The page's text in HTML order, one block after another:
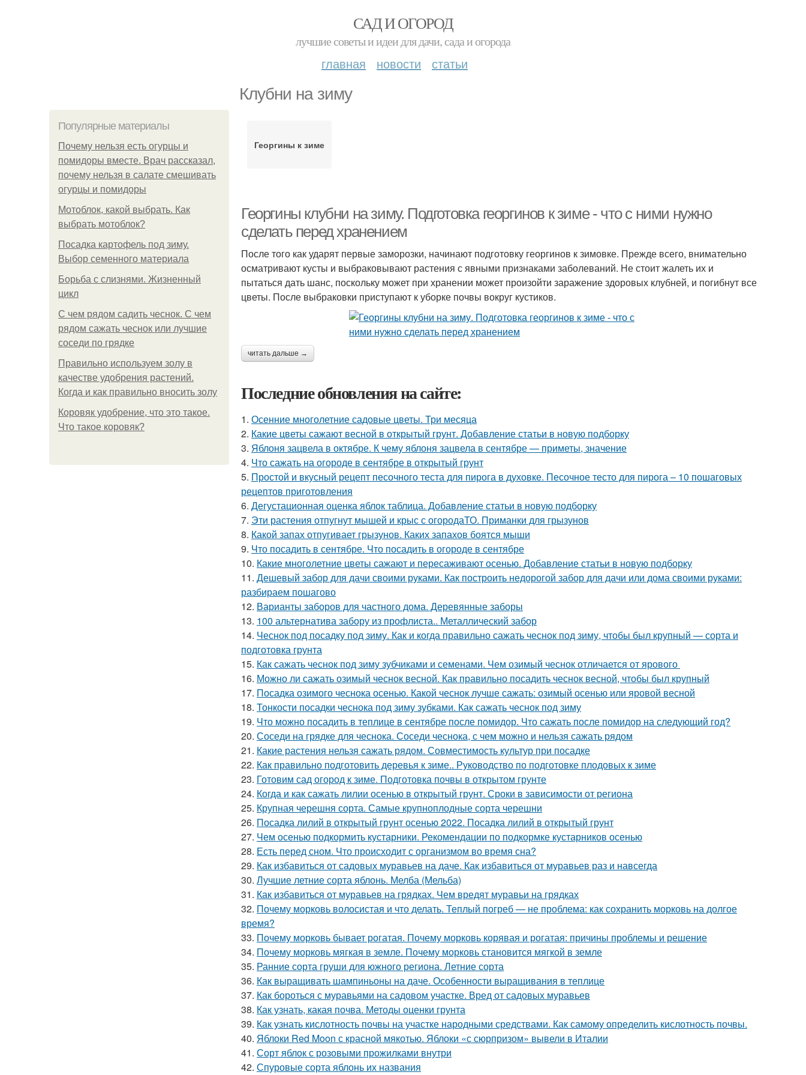
САД И ОГОРОД
лучшие советы и идеи для дачи, сада и огорода
главная новости статьи
Клубни на зиму
Популярные материалы
Почему нельзя есть огурцы и
помидоры вместе. Врач рассказал,
почему нельзя в салате смешивать
огурцы и помидоры
Мотоблок, какой выбрать. Как
выбрать мотоблок?
Посадка картофель под зиму.
Выбор семенного материала
Борьба с слизнями. Жизненный
цикл
С чем рядом садить чеснок. С чем
рядом сажать чеснок или лучшие
соседи по грядке
Правильно используем золу в
качестве удобрения растений.
Когда и как правильно вносить золу
Коровяк удобрение, что это такое.
Что такое коровяк?
Георгины к зиме
Георгины клубни на зиму. Подготовка георгинов к зиме - что с ними нужно
сделать перед хранением
После того как ударят первые заморозки, начинают подготовку георгинов к зимовке. Прежде всего, внимательно
осматривают кусты и выбраковывают растения с явными признаками заболеваний. Не стоит жалеть их и
пытаться дать шанс, поскольку может при хранении может произойти заражение здоровых клубней, и погибнут все
цветы. После выбраковки приступают к уборке почвы вокруг кустиков.
читать дальше →
Последние обновления на сайте:
1. Осенние многолетние садовые цветы. Три месяца
2. Какие цветы сажают весной в открытый грунт. Добавление статьи в новую подборку
3. Яблоня зацвела в октябре. К чему яблоня зацвела в сентябре — приметы, значение
4. Что сажать на огороде в сентябре в открытый грунт
5. Простой и вкусный рецепт песочного теста для пирога в духовке. Песочное тесто для пирога – 10 пошаговых
рецептов приготовления
6. Дегустационная оценка яблок таблица. Добавление статьи в новую подборку
7. Эти растения отпугнут мышей и крыс с огородаТО. Приманки для грызунов
8. Какой запах отпугивает грызунов. Каких запахов боятся мыши
9. Что посадить в сентябре. Что посадить в огороде в сентябре
10. Какие многолетние цветы сажают и пересаживают осенью. Добавление статьи в новую подборку
11. Дешевый забор для дачи своими руками. Как построить недорогой забор для дачи или дома своими руками:
разбираем пошагово
12. Варианты заборов для частного дома. Деревянные заборы
13. 100 альтернатива забору из профлиста.. Металлический забор
14. Чеснок под посадку под зиму. Как и когда правильно сажать чеснок под зиму, чтобы был крупный — сорта и
подготовка грунта
15. Как сажать чеснок под зиму зубчиками и семенами. Чем озимый чеснок отличается от ярового
16. Можно ли сажать озимый чеснок весной. Как правильно посадить чеснок весной, чтобы был крупный
17. Посадка озимого чеснока осенью. Какой чеснок лучше сажать: озимый осенью или яровой весной
18. Тонкости посадки чеснока под зиму зубками. Как сажать чеснок под зиму
19. Что можно посадить в теплице в сентябре после помидор. Что сажать после помидор на следующий год?
20. Соседи на грядке для чеснока. Соседи чеснока, с чем можно и нельзя сажать рядом
21. Какие растения нельзя сажать рядом. Совместимость культур при посадке
22. Как правильно подготовить деревья к зиме.. Руководство по подготовке плодовых к зиме
23. Готовим сад огород к зиме. Подготовка почвы в открытом грунте
24. Когда и как сажать лилии осенью в открытый грунт. Сроки в зависимости от региона
25. Крупная черешня сорта. Самые крупноплодные сорта черешни
26. Посадка лилий в открытый грунт осенью 2022. Посадка лилий в открытый грунт
27. Чем осенью подкормить кустарники. Рекомендации по подкормке кустарников осенью
28. Есть перед сном. Что происходит с организмом во время сна?
29. Как избавиться от садовых муравьев на даче. Как избавиться от муравьев раз и навсегда
30. Лучшие летние сорта яблонь. Мелба (Мельба)
31. Как избавиться от муравьев на грядках. Чем вредят муравьи на грядках
32. Почему морковь волосистая и что делать. Теплый погреб — не проблема: как сохранить морковь на долгое
время?
33. Почему морковь бывает рогатая. Почему морковь корявая и рогатая: причины проблемы и решение
34. Почему морковь мягкая в земле. Почему морковь становится мягкой в земле
35. Ранние сорта груши для южного региона. Летние сорта
36. Как выращивать шампиньоны на даче. Особенности выращивания в теплице
37. Как бороться с муравьями на садовом участке. Вред от садовых муравьев
38. Как узнать, какая почва. Методы оценки грунта
39. Как узнать кислотность почвы на участке народными средствами. Как самому определить кислотность почвы.
40. Яблоки Red Moon с красной мякотью. Яблоки «с сюрпризом» вывели в Италии
41. Сорт яблок с розовыми прожилками внутри
42. Спуровые сорта яблонь их названия